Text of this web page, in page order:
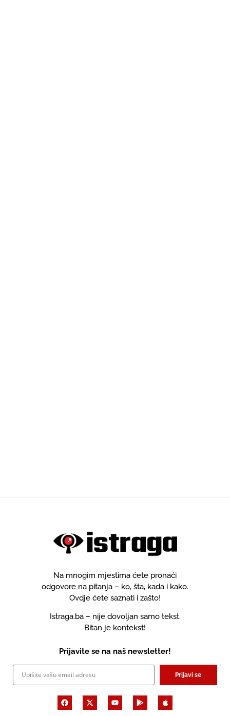
Na mnogim mjestima ćete pronaći
odgovore na pitanja – ko, šta, kada i kako.
Ovdje ćete saznati i zašto!
Istraga.ba – nije dovoljan samo tekst.
Bitan je kontekst!
Prijavite se na naš newsletter!
Prijavi se